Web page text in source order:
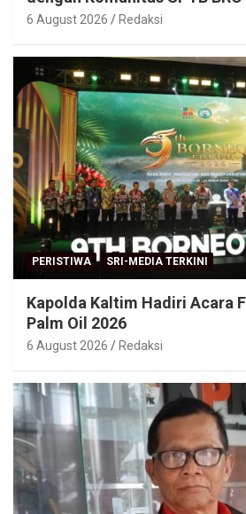
6 August 2026 Redaksi
PERISTIWA SRI-MEDIA TERKINI
Kapolda Kaltim Hadiri Acara
Palm Oil 2026
6 August 2026 Redaksi